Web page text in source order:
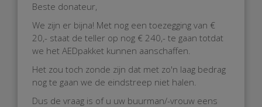
Beste donateur,
We zijn er bijna! Met nog een toezegging van €
20,- staat de teller op nog € 240,- te gaan totdat
we het AEDpakket kunnen aanschaffen.
Het zou toch zonde zijn dat met zo'n laag bedrag
nog te gaan we de eindstreep niet halen.
Dus de vraag is of u uw buurman/-vrouw eens